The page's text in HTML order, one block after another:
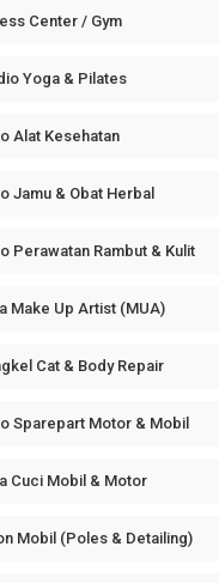
Center / Gym
Yoga & Pilates
Alat Kesehatan
Jamu & Obat Herbal
Perawatan Rambut & Kulit
Make Up Artist (MUA)
Cat & Body Repair
Sparepart Motor & Mobil
Cuci Mobil & Motor
Mobil (Poles & Detailing)